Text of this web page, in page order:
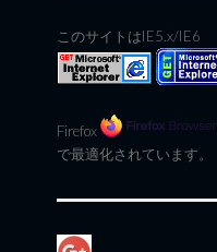
このサイトはIE5.x/IE6
Firefox
で最適化されています。